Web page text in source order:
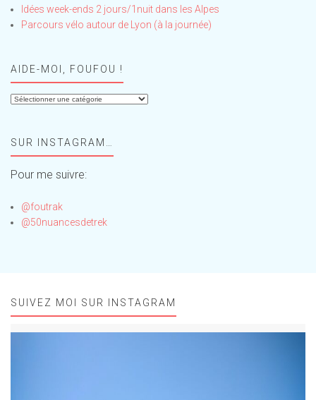
Idées week-ends 2 jours/1nuit dans les Alpes
Parcours vélo autour de Lyon (à la journée)
AIDE-MOI, FOUFOU !
Aide-
!SUR INSTAGRAM…
Pour me suivre:
@foutrak
@50nuancesdetrek
SUIVEZ MOI SUR INSTAGRAM